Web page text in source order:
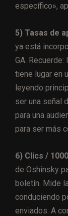
específico»,
5) Tasas de
ya está
GA.
tiene lugar en
leyendo
ser una señal
para una
para ser más
6) Clics /
de Oshinsky
boletín. Mide
conduciendo
enviados. A